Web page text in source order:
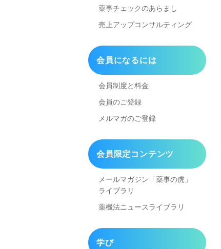
薬事チェックのあらまし
売上アップコンサルティング
会員になるには
会員制度と料金
会員のご登録
メルマガのご登録
会員限定コンテンツ
メールマガジン「薬事の虎」
ライブラリ
薬機法ニュースライブラリ
学び